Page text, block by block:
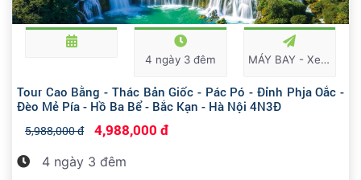
4 ngày 3 đêm MÁY BAY - Xe du lịch
Tour Cao Bằng - Thác Bản Giốc - Pác Pó - Đỉnh Phja Oắc -
Đèo Mẻ Pía - Hồ Ba Bể - Bắc Kạn - Hà Nội 4N3Đ
5,988,000 đ 4,988,000 đ
4 ngày 3 đêm